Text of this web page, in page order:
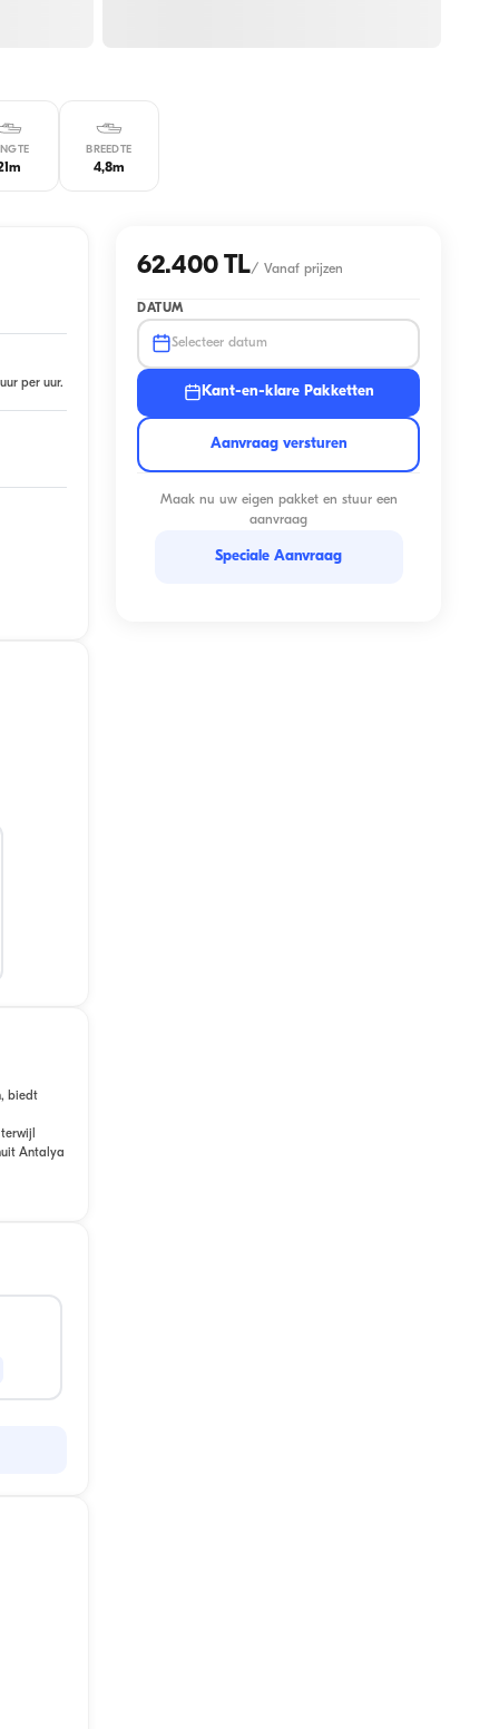
BREEDTE
4,8m
per uur.
biedt
Antalya
62.400 TL/ Vanaf prijzen
DATUM
Selecteer datum
Kant-en-klare Pakketten
Aanvraag versturen
Maak nu uw eigen pakket en stuur een
aanvraag
Speciale Aanvraag